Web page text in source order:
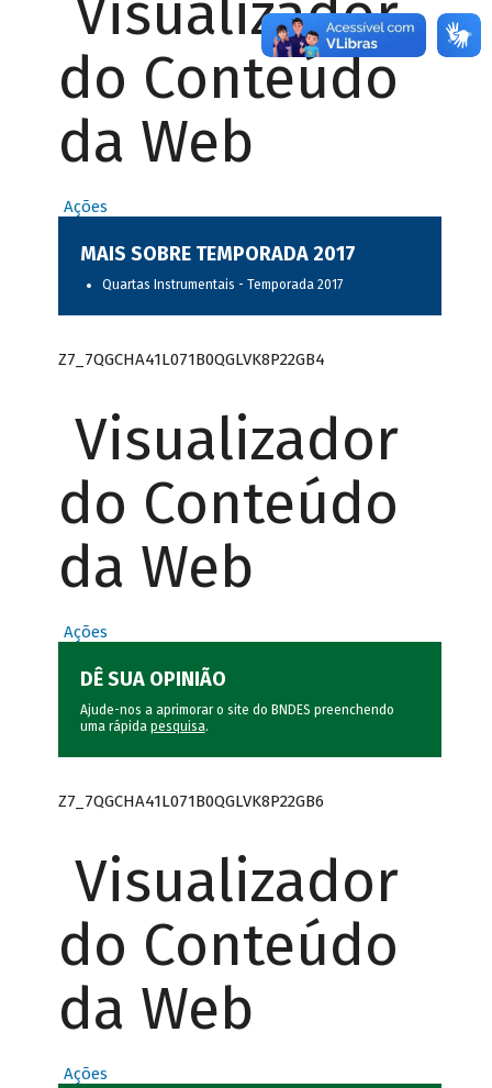
Visualizador
do Conteúdo
da Web
Ações
MAIS SOBRE TEMPORADA 2017
Quartas Instrumentais - Temporada 2017
Z7_7QGCHA41L071B0QGLVK8P22GB4
Visualizador
do Conteúdo
da Web
Ações
DÊ SUA OPINIÃO
Ajude-nos a aprimorar o site do BNDES preenchendo
uma rápida pesquisa.
Z7_7QGCHA41L071B0QGLVK8P22GB6
Visualizador
do Conteúdo
da Web
Ações